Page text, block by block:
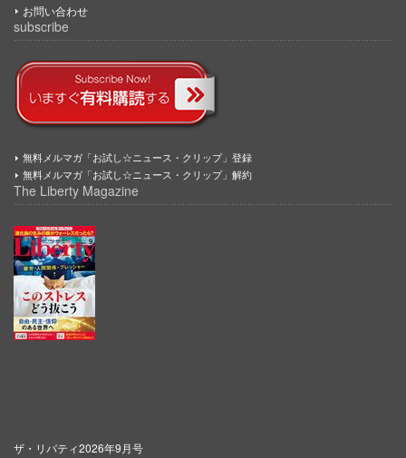
お問い合わせ
subscribe
無料メルマガ「お試し☆ニュース・クリップ」登録
無料メルマガ「お試し☆ニュース・クリップ」解約
The Liberty Magazine
ザ・リバティ2026年9月号